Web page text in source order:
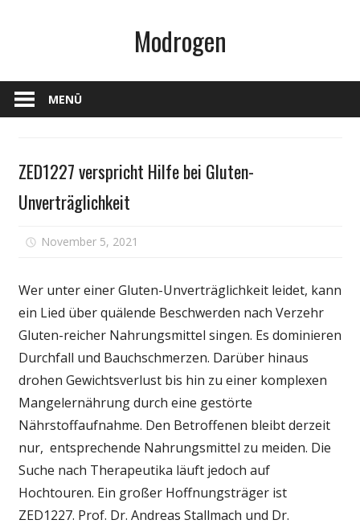
Modrogen
MENÜ
ZED1227 verspricht Hilfe bei Gluten-
Unverträglichkeit
November 5, 2021
Hilfe
bei
Gluten-
Wer unter einer Gluten-Unverträglichkeit leidet, kann
ein Lied über quälende Beschwerden nach Verzehr
Gluten-reicher Nahrungsmittel singen. Es dominieren
Durchfall und Bauchschmerzen. Darüber hinaus
drohen Gewichtsverlust bis hin zu einer komplexen
Mangelernährung durch eine gestörte
Nährstoffaufnahme. Den Betroffenen bleibt derzeit
nur, entsprechende Nahrungsmittel zu meiden. Die
Suche nach Therapeutika läuft jedoch auf
Hochtouren. Ein großer Hoffnungsträger ist
ZED1227. Prof. Dr. Andreas Stallmach und Dr.